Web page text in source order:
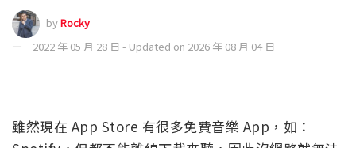
byRocky
2022 年 05 月 28 日 - Updated on 2026 年 08 月 04 日
雖然現在 App Store 有很多免費音樂 App，如：